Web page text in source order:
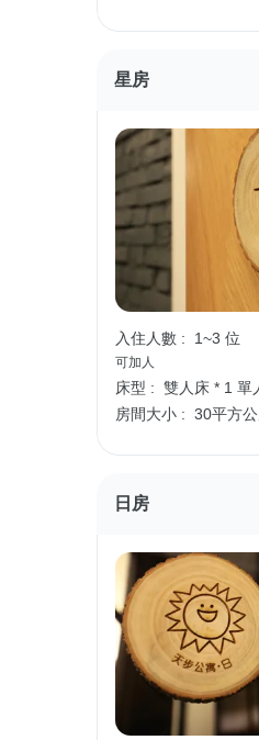
星房
入住人數 : 1~3 位
可加人
床型 : 雙人床 * 1 單
房間大小 : 30平方公
日房